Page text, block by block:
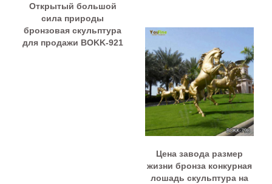
Открытый большой
сила природы
бронзовая скульптура
для продажи BOKK-921
Цена завода размер
жизни бронза конкурная
лошадь скульптура на